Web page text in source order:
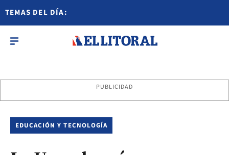
TEMAS DEL DÍA:
PUBLICIDAD
EDUCACIÓN Y TECNOLOGÍA